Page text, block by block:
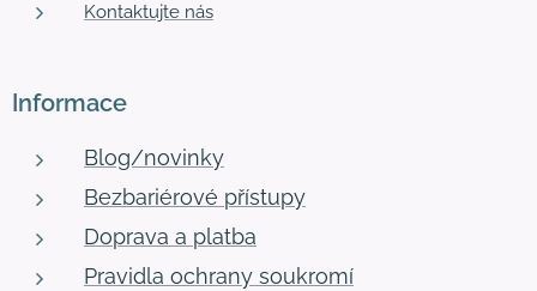
Kontaktujte nás
Informace
Blog/novinky
Bezbariérové přístupy
Doprava a platba
Pravidla ochrany soukromí